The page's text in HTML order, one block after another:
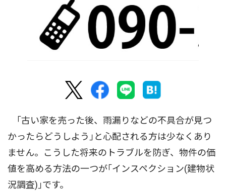
｢古い家を売った後、雨漏りなどの不具合が見つ
かったらどうしよう｣と心配される方は少なくあり
ません。こうした将来のトラブルを防ぎ、物件の価
値を高める方法の一つが｢インスペクション(建物状
況調査)｣です。